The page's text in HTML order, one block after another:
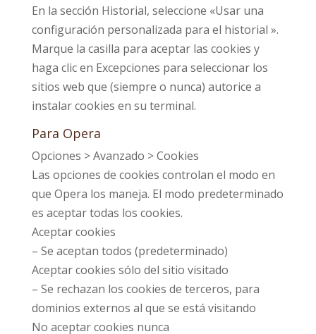
En la sección Historial, seleccione «Usar una
configuración personalizada para el historial ».
Marque la casilla para aceptar las cookies y
haga clic en Excepciones para seleccionar los
sitios web que (siempre o nunca) autorice a
instalar cookies en su terminal.
Para Opera
Opciones > Avanzado > Cookies
Las opciones de cookies controlan el modo en
que Opera los maneja. El modo predeterminado
es aceptar todas los cookies.
Aceptar cookies
– Se aceptan todos (predeterminado)
Aceptar cookies sólo del sitio visitado
– Se rechazan los cookies de terceros, para
dominios externos al que se está visitando
No aceptar cookies nunca